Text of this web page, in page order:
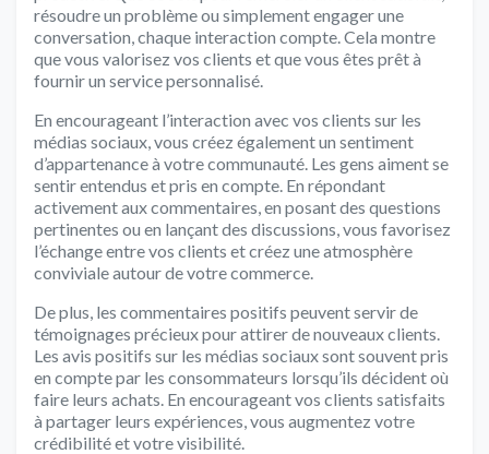
résoudre un problème ou simplement engager une
conversation, chaque interaction compte. Cela montre
que vous valorisez vos clients et que vous êtes prêt à
fournir un service personnalisé.
En encourageant l’interaction avec vos clients sur les
médias sociaux, vous créez également un sentiment
d’appartenance à votre communauté. Les gens aiment se
sentir entendus et pris en compte. En répondant
activement aux commentaires, en posant des questions
pertinentes ou en lançant des discussions, vous favorisez
l’échange entre vos clients et créez une atmosphère
conviviale autour de votre commerce.
De plus, les commentaires positifs peuvent servir de
témoignages précieux pour attirer de nouveaux clients.
Les avis positifs sur les médias sociaux sont souvent pris
en compte par les consommateurs lorsqu’ils décident où
faire leurs achats. En encourageant vos clients satisfaits
à partager leurs expériences, vous augmentez votre
crédibilité et votre visibilité.